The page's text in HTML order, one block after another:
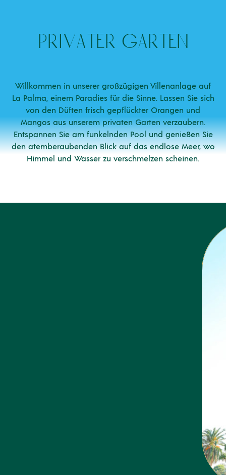
Willkommen in unserer großzügigen Villenanlage auf
La Palma, einem Paradies für die Sinne. Lassen Sie sich
von den Düften frisch gepflückter Orangen und
Mangos aus unserem privaten Garten verzaubern.
Entspannen Sie am funkelnden Pool und genießen Sie
den atemberaubenden Blick auf das endlose Meer, wo
Himmel und Wasser zu verschmelzen scheinen.
privater garten